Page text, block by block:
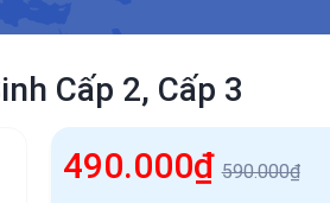
Cấp 2, Cấp 3
490.000₫590.000₫